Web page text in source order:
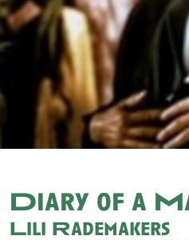
Diary of a
Lili Rademakers